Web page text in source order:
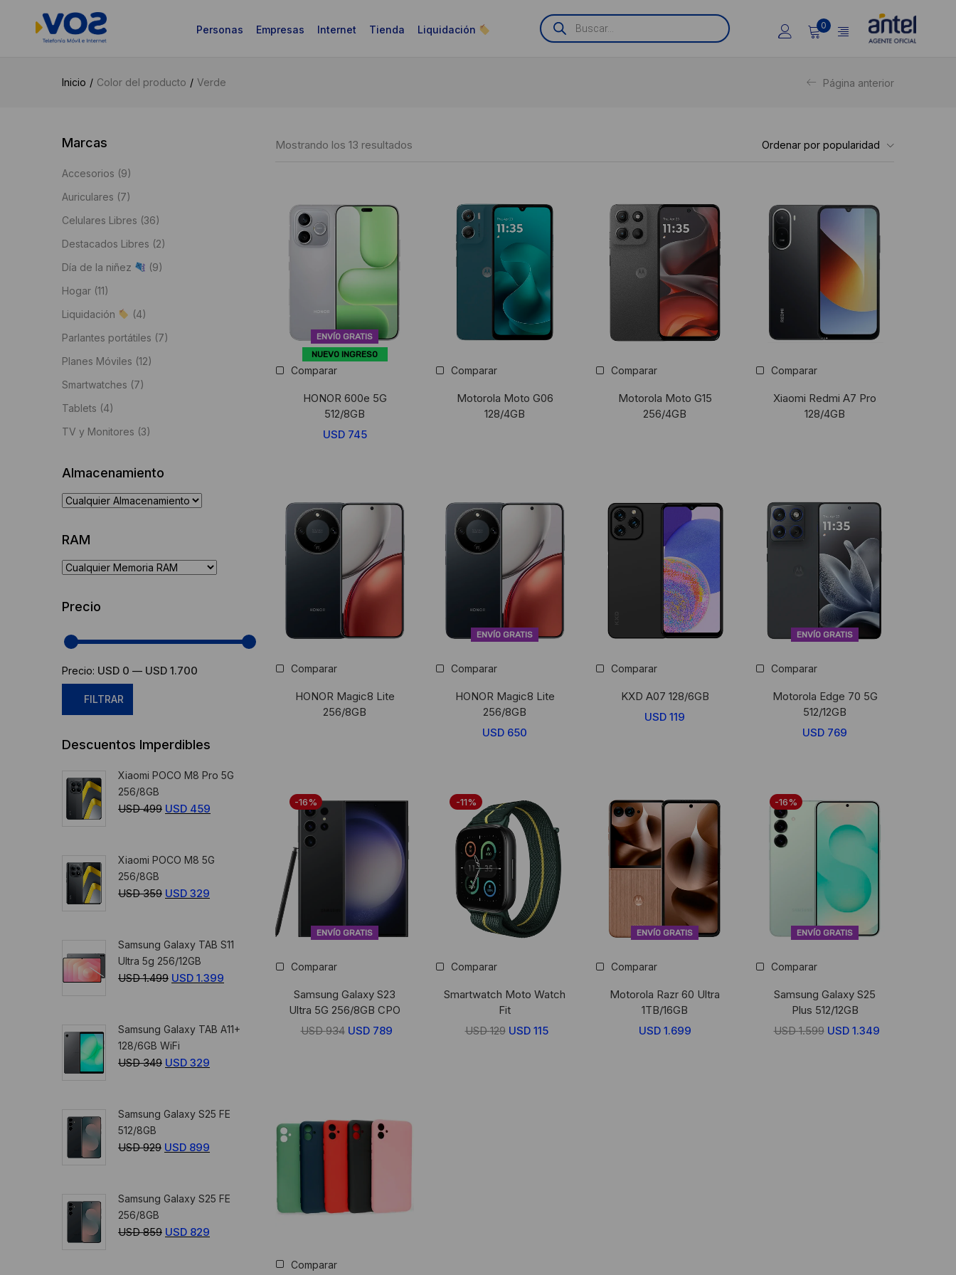
Personas Empresas Internet Tienda Liquidación
Búsqueda
de
productos
0
Inicio Color del producto Verde Página anterior
Mostrando los 13 resultados Ordenar por popularidad
NUEVO INGRESO
ENVÍO GRATIS
Comparar
HONOR 600e 5G
512/8GB
USD 745
Comparar
Motorola Moto G06
128/4GB
Comparar
Motorola Moto G15
256/4GB
Comparar
Xiaomi Redmi A7 Pro
128/4GB
Comparar
HONOR Magic8 Lite
256/8GB
ENVÍO GRATIS
Comparar
HONOR Magic8 Lite
256/8GB
USD 650
Comparar
KXD A07 128/6GB
USD 119
ENVÍO GRATIS
Comparar
Motorola Edge 70 5G
512/12GB
USD 769
-16%
ENVÍO GRATIS
Comparar
Samsung Galaxy S23
Ultra 5G 256/8GB CPO
USD934 El
934.
USD 789El
789.
-11%
Comparar
Smartwatch Moto Watch
Fit
USD129 El
USD 115El
ENVÍO GRATIS
Comparar
Motorola Razr 60 Ultra
1TB/16GB
USD 1.699
-16%
ENVÍO GRATIS
Comparar
Samsung Galaxy S25
Plus 512/12GB
USD1.599 El
USD 1.349El
Comparar
Marcas
Accesorios (9)
Auriculares (7)
Celulares Libres (36)
Destacados Libres (2)
Día de la niñez
(9)
Hogar (11)
Liquidación
(4)
Parlantes portátiles (7)
Planes Móviles (12)
Smartwatches (7)
Tablets (4)
TV y Monitores (3)
Almacenamiento
RAM
Precio
mínimo
máximo
FILTRAR
Precio: USD 0 — USD 1.700
Descuentos Imperdibles
Xiaomi POCO M8 Pro 5G
256/8GB
USD499 El
era:
499.
USD 459
es:
Xiaomi POCO M8 5G
256/8GB
USD359 El
era:
USD
359.
USD 329
es:
329.
Samsung Galaxy TAB S11
Ultra 5g 256/12GB
USD1.499 El
era:
USD
1.499.
USD 1.399
es:
Samsung Galaxy TAB A11+
128/6GB WiFi
USD349 El
era:
349.
USD 329
es:
329.
Samsung Galaxy S25 FE
512/8GB
USD929 El
era:
929.
USD 899
es:
899.
Samsung Galaxy S25 FE
256/8GB
USD859 El
USD 829